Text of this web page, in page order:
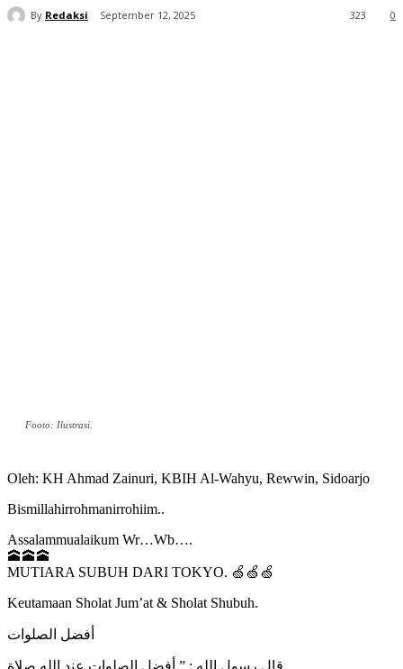
By Redaksi September 12, 2025 0
323
Footo: Ilustrasi.
Oleh: KH Ahmad Zainuri, KBIH Al-Wahyu, Rewwin, Sidoarjo
Bismillahirrohmanirrohiim..
Assalammualaikum Wr…Wb….
🕋🕋🕋
MUTIARA SUBUH DARI TOKYO. 🍏🍏🍏
Keutamaan Sholat Jum’at & Sholat Shubuh.
أفضل الصلوات
قال رسول الله : ” أفضل الصلوات عند الله صلاة